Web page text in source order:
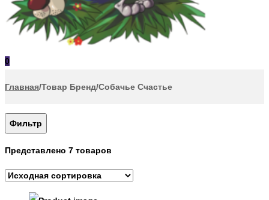
0
Главная/Товар Бренд/Собачье Счастье
Фильтр
Представлено 7 товаров